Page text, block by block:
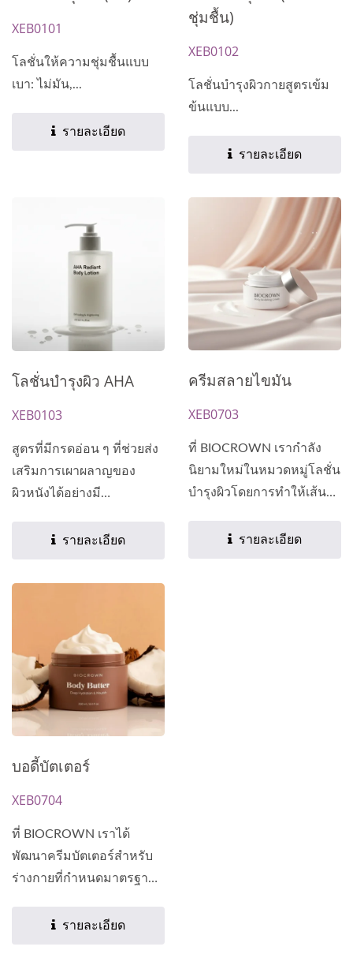
XEB0101
โลชั่นให้ความชุ่มชื้นแบบ
เบา: ไม่มัน,...
รายละเอียด
ชุ่มชื้น)
XEB0102
โลชั่นบำรุงผิวกายสูตรเข้ม
ข้นแบบ...
รายละเอียด
โลชั่นบำรุงผิว AHA
XEB0103
สูตรที่มีกรดอ่อน ๆ ที่ช่วยส่ง
เสริมการเผาผลาญของ
ผิวหนังได้อย่างมี
รายละเอียด
ครีมสลายไขมัน
XEB0703
ที่ BIOCROWN เรากำลัง
นิยามใหม่ในหมวดหมู่โลชั่น
บำรุงผิวโดยการทำให้เส้น
เข้มข้นและการให้ความชุ่ม
รายละเอียด
บอดี้บัตเตอร์
XEB0704
ที่ BIOCROWN เราได้
พัฒนาครีมบัตเตอร์สำหรับ
ร่างกายที่กำหนดมาตรฐาน
ความหรูหรา...รายละเอียด